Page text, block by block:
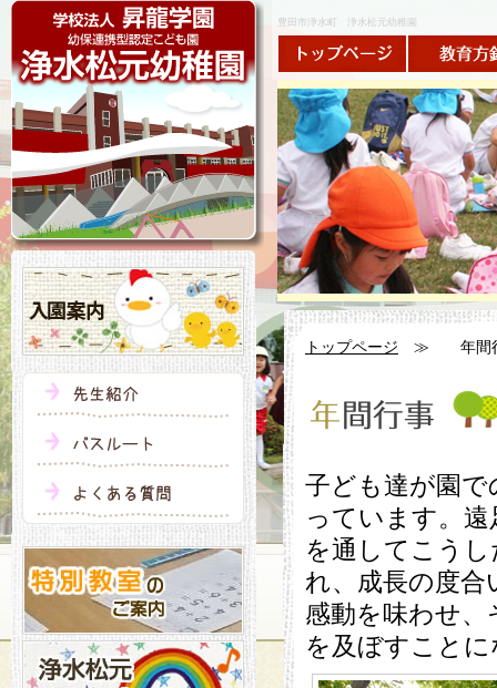
豊田市浄水町 浄水松元幼稚園
トップペー
トップページ ≫ 年間
子ども達が園
っています。
を通してこう
れ、成長の度
感動を味わせ
を及ぼすこと